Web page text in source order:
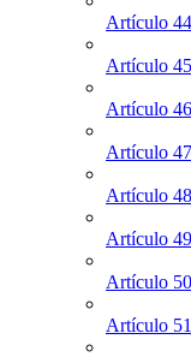
Artículo 44
Artículo 45
Artículo 46
Artículo 47
Artículo 48
Artículo 49
Artículo 50
Artículo 51